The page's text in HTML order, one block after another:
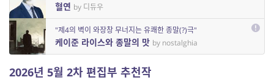
혈연 by 디듀우
"제4의 벽이 와장창 무너지는 유쾌한 종말(?)극"
케이준 라이스와 종말의 맛 by nostalghia
2026년 5월 2차 편집부 추천작